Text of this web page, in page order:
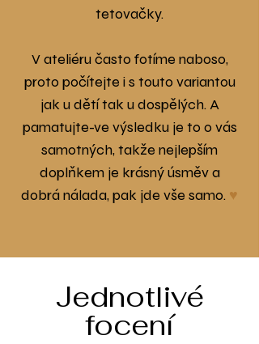
tetovačky.
V ateliéru často fotíme naboso,
proto počítejte i s touto variantou
jak u dětí tak u dospělých. A
pamatujte-ve výsledku je to o vás
samotných, takže nejlepším
doplňkem je krásný úsměv a
dobrá nálada, pak jde vše samo. ♥
Jednotlivé
focení